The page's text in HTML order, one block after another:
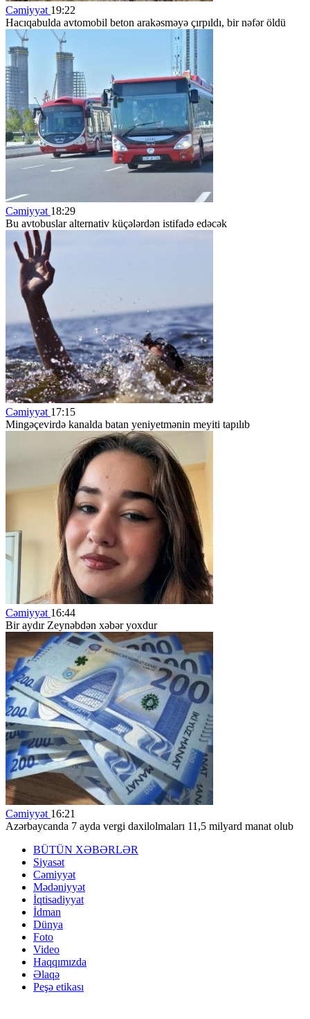
Cəmiyyət 19:22
Hacıqabulda avtomobil beton arakəsməyə çırpıldı, bir nəfər öldü
Cəmiyyət 18:29
Bu avtobuslar alternativ küçələrdən istifadə edəcək
Cəmiyyət 17:15
Mingəçevirdə kanalda batan yeniyetmənin meyiti tapılıb
Cəmiyyət 16:44
Bir aydır Zeynəbdən xəbər yoxdur
Cəmiyyət 16:21
Azərbaycanda 7 ayda vergi daxilolmaları 11,5 milyard manat olub
BÜTÜN XƏBƏRLƏR
Siyasət
Cəmiyyət
Mədəniyyət
İqtisadiyyat
İdman
Dünya
Foto
Video
Haqqımızda
Əlaqə
Peşə etikası